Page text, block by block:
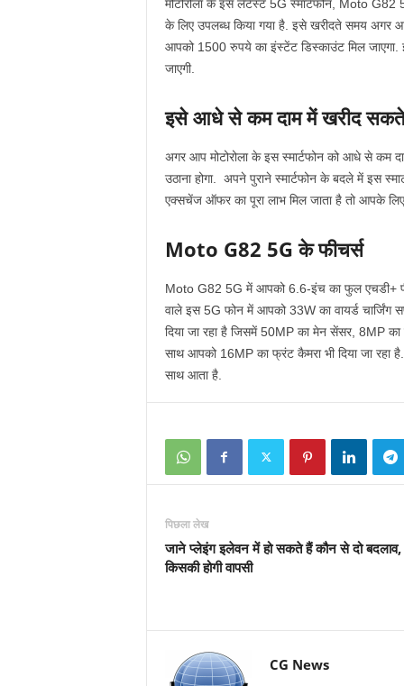
मोटोरोला के इस लेटेस्ट 5G स्मार्टफोन, Moto
के लिए उपलब्ध किया गया है. इसे खरीदते समय
आपको 1500 रुपये का इंस्टेंट डिस्काउंट मिल
जाएगी.
इसे आधे से कम दाम में खरीद
अगर आप मोटोरोला के इस स्मार्टफोन को आधे से कम
उठाना होगा. अपने पुराने स्मार्टफोन के बदले में इस
एक्सचेंज ऑफर का पूरा लाभ मिल जाता है तो आपके
Moto G82 5G के फीचर्स
Moto G82 5G में आपको 6.6-इंच का फुल एचडी+
वाले इस 5G फोन में आपको 33W का वायर्ड चार्जिंग
दिया जा रहा है जिसमें 50MP का मेन सेंसर, 8MP
साथ आपको 16MP का फ्रंट कैमरा भी दिया जा
साथ आता है.
पिछला लेख
जाने प्लेइंग इलेवन में हो सकते हैं कौन से दो बदलाव,
किसकी होगी वापसी
CG News